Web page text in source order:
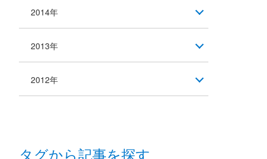
2014年
2013年
2012年
タグから記事を探す